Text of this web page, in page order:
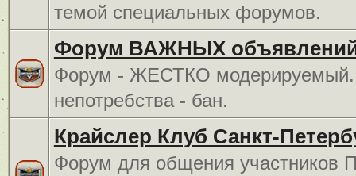
темой специальных форумов.
Форум ВАЖНЫХ
Форум - ЖЕСТКО
непотребства - бан.
Крайслер Клуб Санкт-
Форум для общения участников